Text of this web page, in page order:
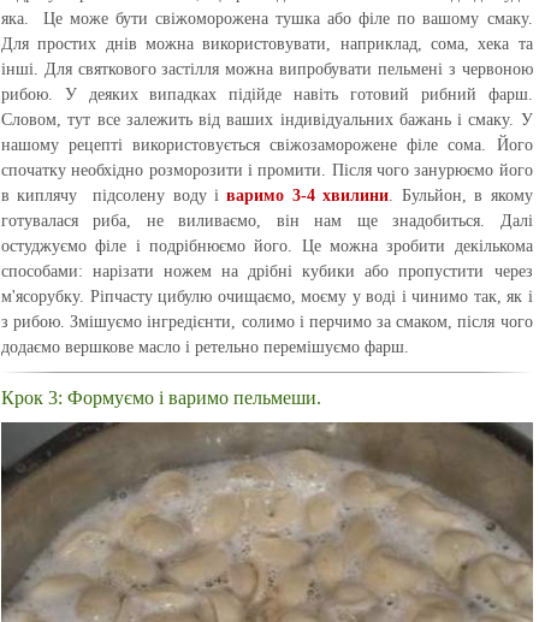
яка. Це може бути свіжоморожена тушка або філе по вашому смаку.
Для простих днів можна використовувати, наприклад, сома, хека та
інші. Для святкового застілля можна випробувати пельмені з червоною
рибою. У деяких випадках підійде навіть готовий рибний фарш.
Словом, тут все залежить від ваших індивідуальних бажань і смаку. У
нашому рецепті використовується свіжозаморожене філе сома. Його
спочатку необхідно розморозити і промити. Після чого занурюємо його
в киплячу підсолену воду іваримо 3-4 хвилини . Бульйон, в якому
готувалася риба, не виливаємо, він нам ще знадобиться. Далі
остуджуємо філе і подрібнюємо його. Це можна зробити декількома
способами: нарізати ножем на дрібні кубики або пропустити через
м'ясорубку. Ріпчасту цибулю очищаємо, моєму у воді і чинимо так, як і
з рибою. Змішуємо інгредієнти, солимо і перчимо за смаком, після чого
додаємо вершкове масло і ретельно перемішуємо фарш.
Крок 3: Формуємо і варимо пельмеши.